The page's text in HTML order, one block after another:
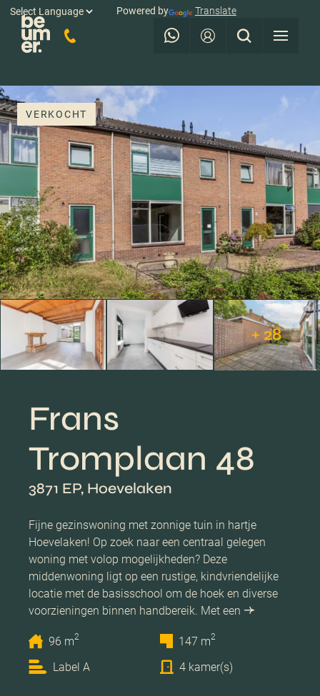
Powered by Translate
VERKOCHT
+ 28
Frans
Tromplaan 48
3871 EP, Hoevelaken
Fijne gezinswoning met zonnige tuin in hartje
Hoevelaken! Op zoek naar een centraal gelegen
woning met volop mogelijkheden? Deze
middenwoning ligt op een rustige, kindvriendelijke
locatie met de basisschool om de hoek en diverse
voorzieningen binnen handbereik. Met een
96 m2 147 m2
Label A 4 kamer(s)